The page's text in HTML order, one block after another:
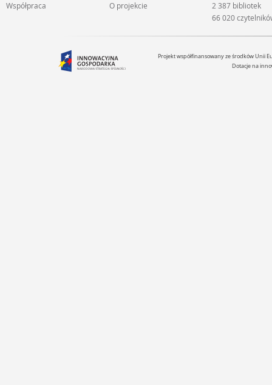
Współpraca
O projekcie
2 387 bibliotek
66 020
Projekt współfinansowany ze środków Unii
Dotacje na